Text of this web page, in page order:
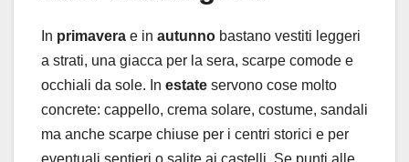
In primavera e in autunno bastano vestiti leggeri
a strati, una giacca per la sera, scarpe comode e
occhiali da sole. In estate servono cose molto
concrete: cappello, crema solare, costume, sandali
ma anche scarpe chiuse per i centri storici e per
eventuali sentieri o salite ai castelli. Se punti alle